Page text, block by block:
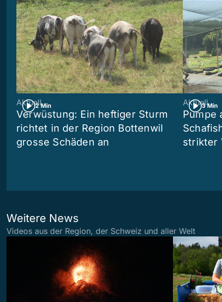
2 Min
Aktuell
Verwüstung: Ein heftiger Sturm
richtet in der Region Bottenwil
grosse Schäden an
3 Min
Aktuell
Pumpe
strikter
Weitere News
Videos aus der Region, der Schweiz und aller Welt